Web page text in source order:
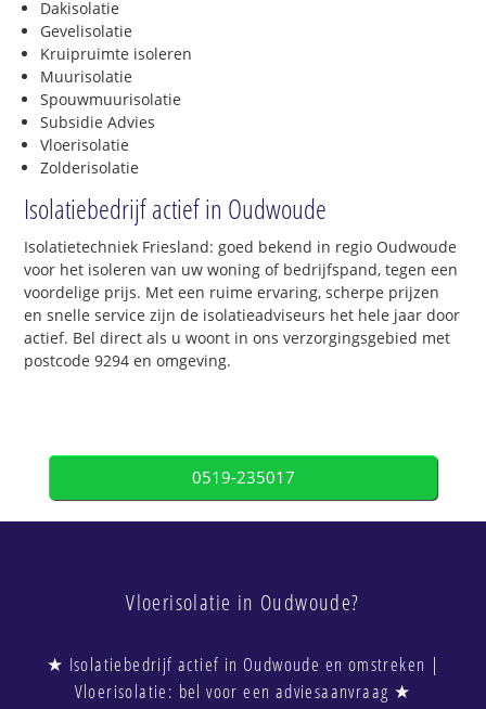
Dakisolatie
Gevelisolatie
Kruipruimte isoleren
Muurisolatie
Spouwmuurisolatie
Subsidie Advies
Vloerisolatie
Zolderisolatie
Isolatiebedrijf actief in Oudwoude
Isolatietechniek Friesland: goed bekend in regio Oudwoude
voor het isoleren van uw woning of bedrijfspand, tegen een
voordelige prijs. Met een ruime ervaring, scherpe prijzen
en snelle service zijn de isolatieadviseurs het hele jaar door
actief. Bel direct als u woont in ons verzorgingsgebied met
postcode 9294 en omgeving.
0519-235017
Vloerisolatie in Oudwoude?
★ Isolatiebedrijf actief in Oudwoude en omstreken |
Vloerisolatie: bel voor een adviesaanvraag ★